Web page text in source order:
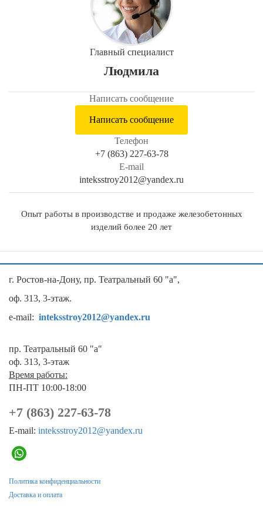
Главный специалист
Людмила
Написать сообщение
Написать сообщение
Телефон
+7 (863) 227-63-78
E-mail
inteksstroy2012@yandex.ru
Опыт работы в производстве и продаже железобетонных
изделий более 20 лет
г. Ростов-на-Дону, пр. Театральный 60 "а",
оф. 313, 3-этаж.
e-mail: inteksstroy2012@yandex.ru
пр. Театральный 60 "а"
оф. 313, 3-этаж
Время работы:
ПН-ПТ 10:00-18:00
+7 (863) 227-63-78
E-mail: inteksstroy2012@yandex.ru
Политика конфиденциальности
Доставка и оплата